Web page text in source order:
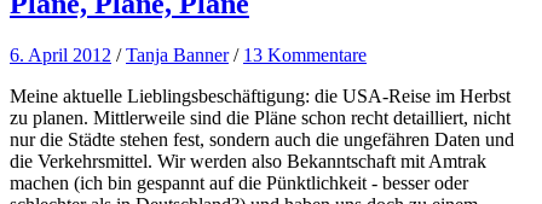
6. April 2012 /Tanja Banner / 13 Kommentare
Meine aktuelle Lieblingsbeschäftigung: die USA-Reise im Herbst
zu planen. Mittlerweile sind die Pläne schon recht detailliert, nicht
nur die Städte stehen fest, sondern auch die ungefähren Daten und
die Verkehrsmittel. Wir werden also Bekanntschaft mit Amtrak
machen (ich bin gespannt auf die Pünktlichkeit - besser oder